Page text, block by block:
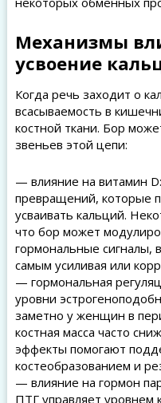
Механизмы
усвоение
Когда речь заходит о
всасываемость в
костной ткани. Бор
звеньев этой цепи:
— влияние на витамин
превращений, которые
усваивать кальций.
что бор может
гормональные сигналы,
самым усиливая или
— гормональная
уровни
заметно у женщин в
костная масса часто
эффекты помогают
костеобразованием и
— влияние на гормон
ПТГ управляет уровнем